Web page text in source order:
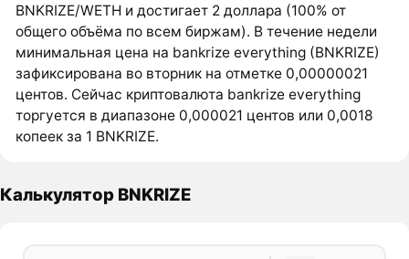
BNKRIZE/WETH и достигает 2 доллара (100% от
общего объёма по всем биржам). В течение недели
минимальная цена на bankrize everything (BNKRIZE)
зафиксирована во вторник на отметке 0,00000021
центов. Сейчас криптовалюта bankrize everything
торгуется в диапазоне 0,000021 центов или 0,0018
копеек за 1 BNKRIZE.
Калькулятор BNKRIZE